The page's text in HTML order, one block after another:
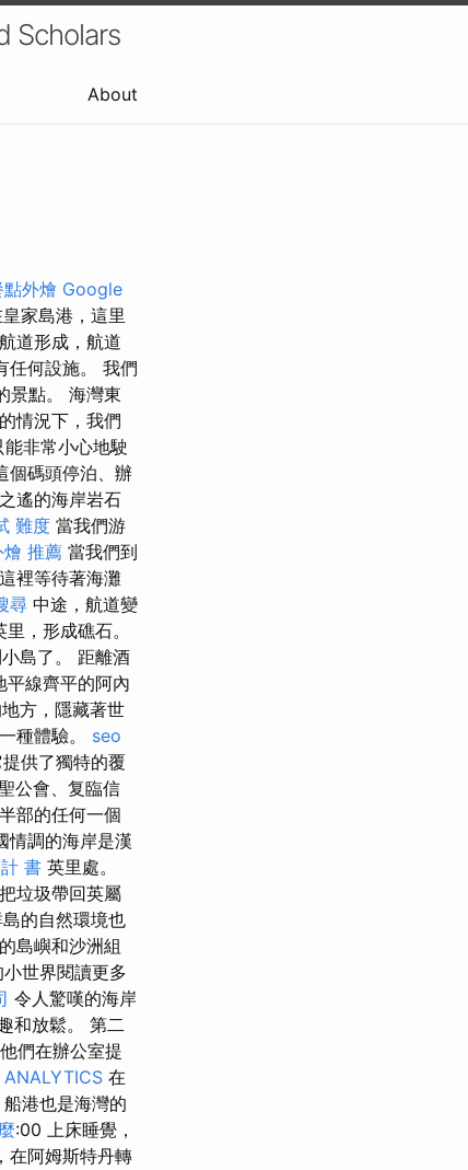
Scholars
About
點外燴 Google
家島港，這里
道形成，航道
任何設施。 我們
景點。 海灣東
情況下，我們
能非常小心地駛
個碼頭停泊、辦
遙的海岸岩石
難度 當我們游
燴 推薦 當我們到
裡等待著海灘
尋 中途，航道變
，形成礁石。
島了。 距離酒
平線齊平的阿內
方，隱藏著世
種體驗。 seo
供了獨特的覆
公會、复臨信
部的任何一個
情調的海岸是漢
書 英里處。
垃圾帶回英屬
的自然環境也
島嶼和沙洲組
世界閱讀更多
令人驚嘆的海岸
和放鬆。 第二
們在辦公室提
ANALYTICS 在
船港也是海灣的
:00 上床睡覺，
在阿姆斯特丹轉